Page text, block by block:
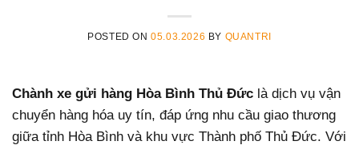
POSTED ON05.03.2026 BY QUANTRI
Chành xe gửi hàng Hòa Bình Thủ Đức là dịch vụ vận
chuyển hàng hóa uy tín, đáp ứng nhu cầu giao thương
giữa tỉnh Hòa Bình và khu vực Thành phố Thủ Đức. Với